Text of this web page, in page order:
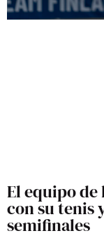
El equipo de
con su tenis
semifinales